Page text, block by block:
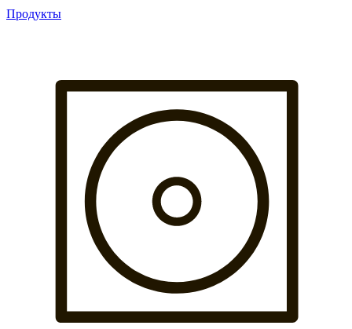
Продукты